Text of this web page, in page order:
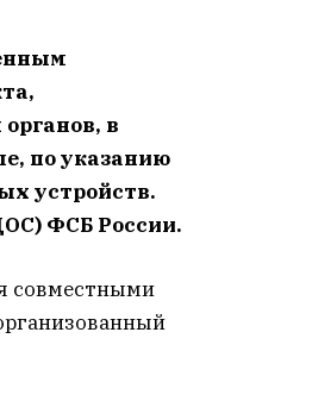
в
по указанию
устройств.
ФСБ России.
совместными